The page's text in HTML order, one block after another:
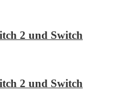
2 und Switch
2 und Switch